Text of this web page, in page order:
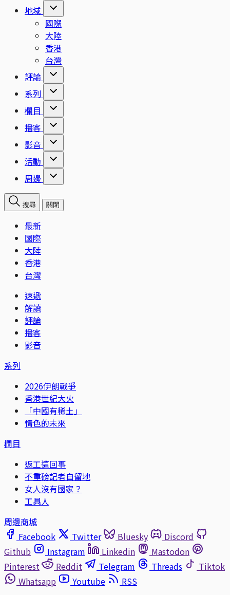
地域
國際
大陸
香港
台灣
評論
系列
欄目
播客
影音
活動
周邊
搜尋 關閉
最新
國際
大陸
香港
台灣
速遞
解讀
評論
播客
影音
系列
2026伊朗戰爭
香港世紀大火
「中國有稀土」
情色的未來
欄目
返工這回事
不重磅記者自留地
女人沒有國家？
工具人
周邊商城
Facebook
Twitter Bluesky
Discord
Github
Instagram Linkedin
Mastodon
Pinterest
Reddit Telegram Threads
Tiktok
Whatsapp
Youtube
RSS